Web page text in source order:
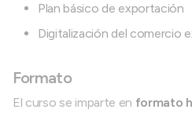
Plan básico de exportación
Digitalización del comercio
Formato
El curso se imparte en formato